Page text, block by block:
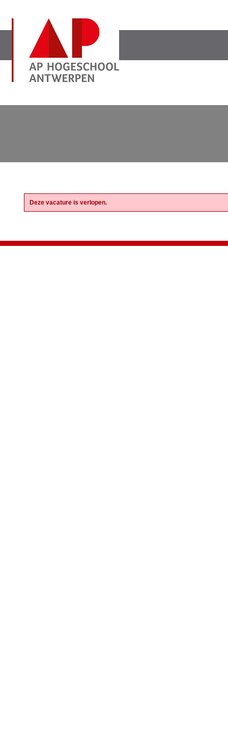
Deze vacature is verlopen.